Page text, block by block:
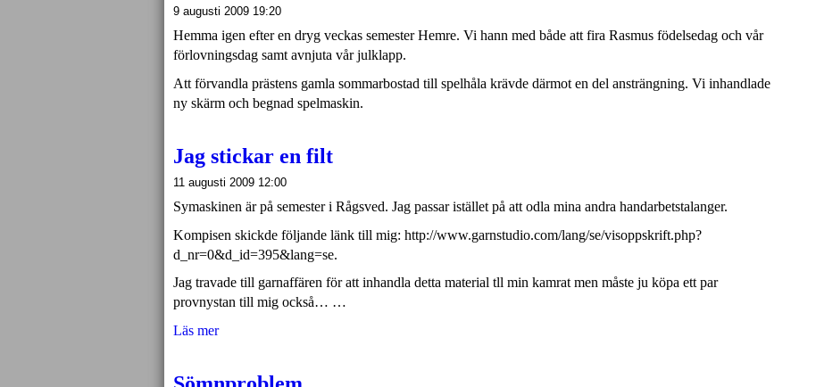
9 augusti 2009 19:20
Hemma igen efter en dryg veckas semester Hemre. Vi hann med både att fira Rasmus födelsedag och vår
förlovningsdag samt avnjuta vår julklapp.
Att förvandla prästens gamla sommarbostad till spelhåla krävde därmot en del ansträngning. Vi inhandlade
ny skärm och begnad spelmaskin.
Jag stickar en filt
11 augusti 2009 12:00
Symaskinen är på semester i Rågsved. Jag passar istället på att odla mina andra handarbetstalanger.
Kompisen skickde följande länk till mig: http://www.garnstudio.com/lang/se/visoppskrift.php?
d_nr=0&d_id=395&lang=se.
Jag travade till garnaffären för att inhandla detta material tll min kamrat men måste ju köpa ett par
provnystan till mig också… …
Läs mer